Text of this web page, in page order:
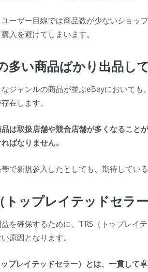
ユーザー目線では商品数が少ないショッ
入を避けてしまいます。
多い商品ばかり出品し
ジャンルの商品が並ぶeBayにおいて
在します。
は取扱店舗や競合店舗が多くなること
ばなりません。
で新規参入したとしても、期待してい
トップレイテッドセラ
を確保するために、TRS（トップレイ
原因となります。
ップレイテッドセラー）とは、一貫して